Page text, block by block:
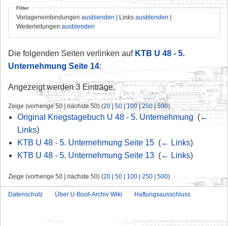
Filter
Vorlageneinbindungen ausblenden | Links ausblenden |
Weiterleitungen ausblenden
Die folgenden Seiten verlinken auf KTB U 48 - 5.
Unternehmung Seite 14:
Angezeigt werden 3 Einträge.
Zeige (vorherige 50 | nächste 50) (20| 50 |100|250|500)
Original Kriegstagebuch U 48 - 5. Unternehmung‎ (←
Links)
KTB U 48 - 5. Unternehmung Seite 15‎ (← Links)
KTB U 48 - 5. Unternehmung Seite 13‎ (← Links)
Zeige (vorherige 50 | nächste 50) (20 | 50 | 100 | 250 | 500)
Datenschutz Über U-Boot-Archiv Wiki Haftungsausschluss